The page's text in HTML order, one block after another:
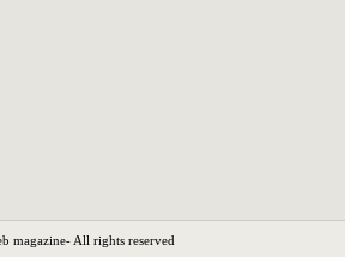
magazine- All rights reserved